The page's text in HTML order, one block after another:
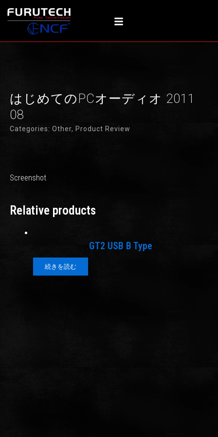
ス
はじめてのPCオーディオ 2011
08
Categories: Other, Product Review
Screenshot
Relative products
GT2 USB B Type
続きを読む